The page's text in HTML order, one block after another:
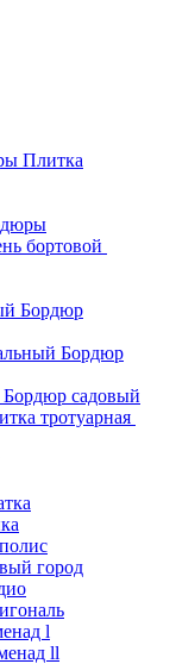
Плитка
бортовой
Бордюр
Бордюр
Бордюр садовый
тротуарная
город
l
ll